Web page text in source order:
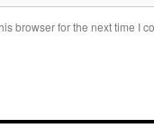
browser for the next time I